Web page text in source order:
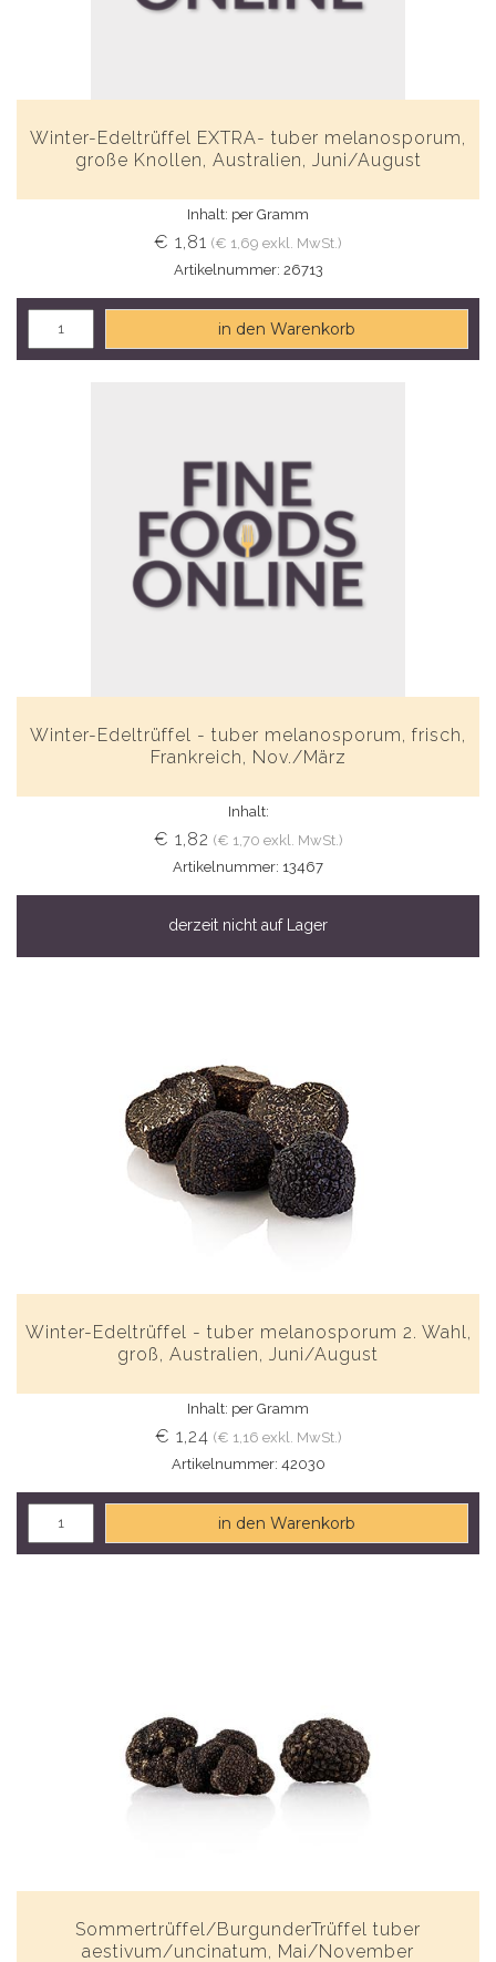
Winter-Edeltrüffel EXTRA- tuber melanosporum,
große Knollen, Australien, Juni/August
Inhalt: per Gramm
€ 1,81 (€ 1,69 exkl. MwSt.)
Artikelnummer: 26713
in den Warenkorb
Winter-Edeltrüffel - tuber melanosporum, frisch,
Frankreich, Nov./März
Inhalt:
€ 1,82 (€ 1,70 exkl. MwSt.)
Artikelnummer: 13467
derzeit nicht auf Lager
Winter-Edeltrüffel - tuber melanosporum 2. Wahl,
groß, Australien, Juni/August
Inhalt: per Gramm
€ 1,24 (€ 1,16 exkl. MwSt.)
Artikelnummer: 42030
in den Warenkorb
Sommertrüffel/BurgunderTrüffel tuber
aestivum/uncinatum, Mai/November